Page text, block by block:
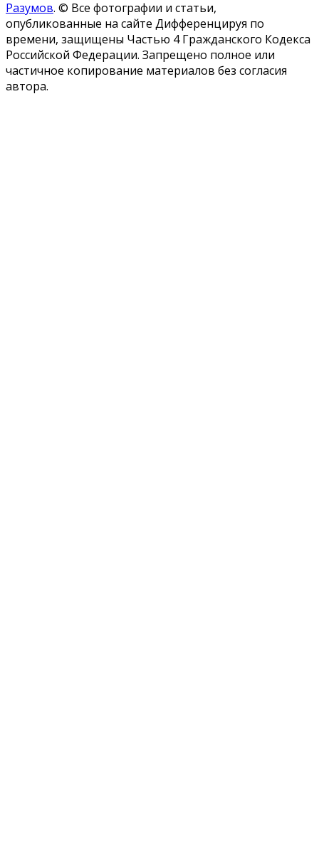
Разумов. © Все фотографии и статьи,
опубликованные на сайте Дифференцируя по
времени, защищены Частью 4 Гражданского Кодекса
Российской Федерации. Запрещено полное или
частичное копирование материалов без согласия
автора.